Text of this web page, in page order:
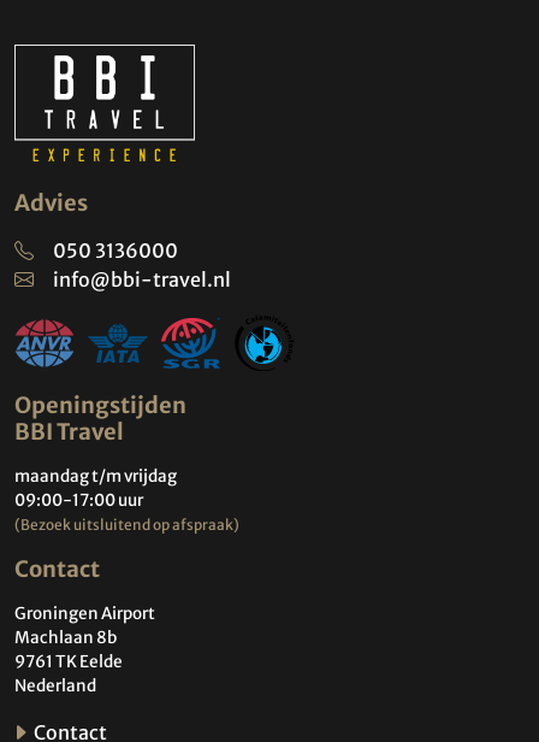
Advies
050 3136000
info@bbi-travel.nl
Openingstijden
BBI Travel
maandag t/m vrijdag
09:00-17:00 uur
(Bezoek uitsluitend op afspraak)
Contact
Groningen Airport
Machlaan 8b
9761 TK Eelde
Nederland
Contact